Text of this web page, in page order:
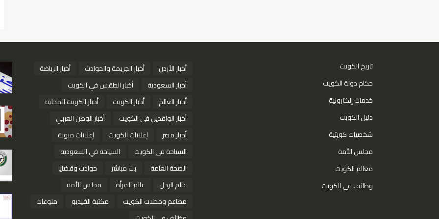
تاريخ الكويت
حكام دولة الكويت
خدمات إلكترونية
دليل الكويت
شخصيات كويتية
مجلس الأمة
معالم الكويت
وظائف في الكويت
أخبار الأردن أخبار الجريمة والحوادث
أخبار الرياضة
أخبار السعودية
أخبار الطقس في الكويت
أخبار العالم
أخبار الكويت
أخبار الكويت المحلية
أخبار الوافدين فى الكويت
أخبار الوطن العربي
أخبار مصر
إعلانات الكويت
إعلانات مبوبة
السياحة فى الكويت
السياحة في السعودية
الصحة العامة
بث مباشر
حوادث وقضايا
عالم الرجل
عالم المرأة
مجلس الأمة
مطاعم ومحلات الكويت
مكتبة الفيديو
منوعات